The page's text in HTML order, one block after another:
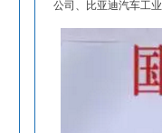
公司、比亚迪汽车工